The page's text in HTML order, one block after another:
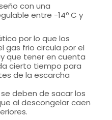
con una
entre -14º C y
por lo que los
gas frio circula por el
que tener en cuenta
cierto tiempo para
de la escarcha
deben de sacar los
al descongelar caen